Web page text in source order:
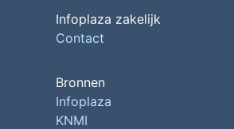
Infoplaza zakelijk
Contact
Bronnen
Infoplaza
KNMI